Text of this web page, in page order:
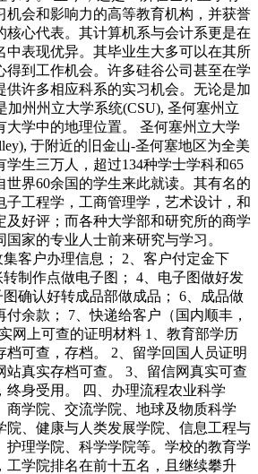
机会和影响力的高等教育机构，并获誉
核心代表。其计算机系与会计系更是在
中表现优异。其毕业生大多可以在其所
得到工作机会。许多硅谷公司甚至在学
供许多相应科系的实习机会。无论是加
加州州立大学系统(CSU), 圣何塞州立
大学中的地理位置。 圣何塞州立大学
于附近的旧金山-圣何塞地区为全美
学生三万人，超过134种学士学科和65
世界60余国的学生来此就读。其有名的
子工程学，工商管理学，艺术设计，和
及好评；而各种大学部和研究所的商学
家的专业人士前来研究与学习。
客户办理信息； 2、客户付定金下
制作点做电子图； 4、电子图做好发
确认好转成品部做成品； 6、成品做
余款； 7、快递给客户（国内顺丰，
网上可查的证明材料 1、教育部学历
档可查，存档。 2、留学回国人员证明
站真实存档可查。 3、留信网真实可查
终身受用。 四、办理流程农业科学
商学院、交流学院、地球及物质科学
院、健康与人类发展学院、信息工程与
护理学院、科学学院等。学校的教育学
工学院排名在前十五名，且继续攀升